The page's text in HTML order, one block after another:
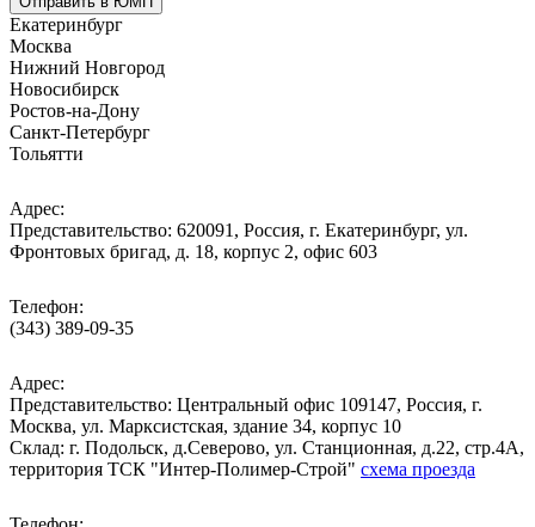
Екатеринбург
Москва
Нижний Новгород
Новосибирск
Ростов-на-Дону
Санкт-Петербург
Тольятти
Адрес:
Представительство: 620091, Россия, г. Екатеринбург, ул.
Фронтовых бригад, д. 18, корпус 2, офис 603
Телефон:
(343) 389-09-35
Адрес:
Представительство: Центральный офис 109147, Россия, г.
Москва, ул. Марксистская, здание 34, корпус 10
Cклад: г. Подольск, д.Северово, ул. Станционная, д.22, стр.4А,
территория ТСК "Интер-Полимер-Строй" схема проезда